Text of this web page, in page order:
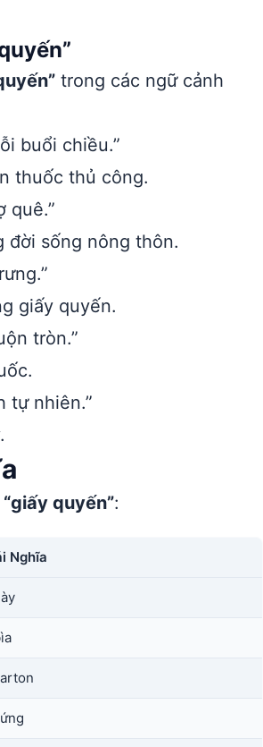
trong các ngữ cảnh
buổi chiều.”
thuốc thủ công.
quê.”
đời sống nông thôn.
giấy quyến.
tròn.”
tự nhiên.”
“giấy quyến”:
Nghĩa